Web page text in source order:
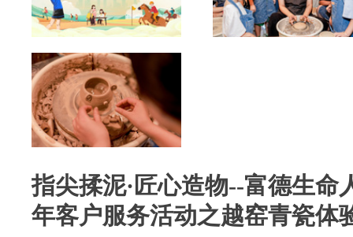
指尖揉泥·匠心造物--富德生命
年客户服务活动之越窑青瓷体